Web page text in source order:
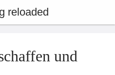
reloaded
und